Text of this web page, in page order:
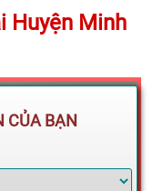
Huyện Minh
CỦA BẠN